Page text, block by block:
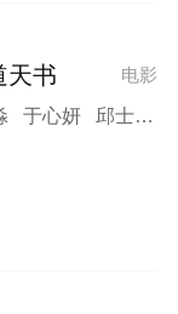
电影
天书
于心妍 邱士鉴